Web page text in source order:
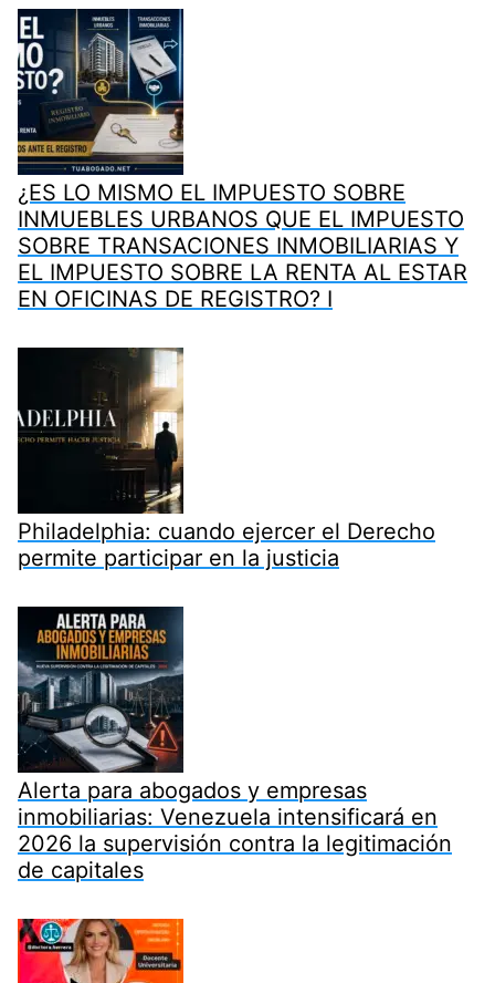
¿ES LO MISMO EL IMPUESTO SOBRE
INMUEBLES URBANOS QUE EL IMPUESTO
SOBRE TRANSACIONES INMOBILIARIAS Y
EL IMPUESTO SOBRE LA RENTA AL ESTAR
EN OFICINAS DE REGISTRO? I
Philadelphia: cuando ejercer el Derecho
permite participar en la justicia
Alerta para abogados y empresas
inmobiliarias: Venezuela intensificará en
2026 la supervisión contra la legitimación
de capitales